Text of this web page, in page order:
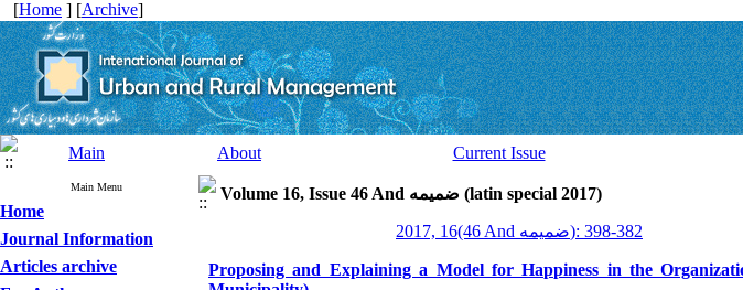
[Home ] [Archive]
Main About Current Issue
Main Menu
Home
Journal Information
Articles archive
Volume 16, Issue 46 And ضميمه (latin special 2017)
2017, 16(46 And ضميمه): 382-398
Proposing and Explaining a Model for Happiness in the